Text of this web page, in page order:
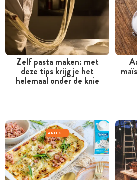
Zelf pasta maken: met
deze tips krijg je het
helemaal onder de knie
ARTIKEL